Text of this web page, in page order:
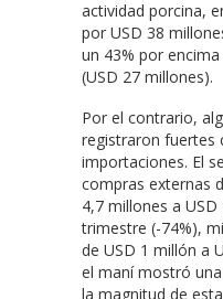
actividad porcina,
por USD 38
un 43% por
(USD 27 millones).
Por el contrario,
registraron fuertes
importaciones. El
compras externas
4,7 millones a
trimestre (-74%),
de USD 1 millón a
el maní mostró
la magnitud de